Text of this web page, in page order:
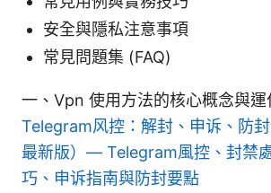
安全與隱私注意事項
常見問題集 (FAQ)
一、Vpn 使用方法的核心概念與運
Telegram风控：解封、申诉、防
最新版）— Telegram風控、封禁
巧、申诉指南與防封要點